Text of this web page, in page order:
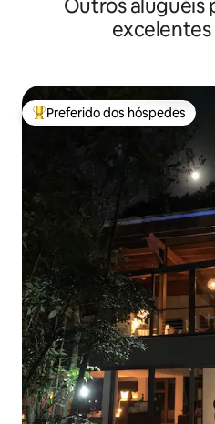
Outros aluguéis
Entre os melhores preferidos
Preferido dos hóspedes